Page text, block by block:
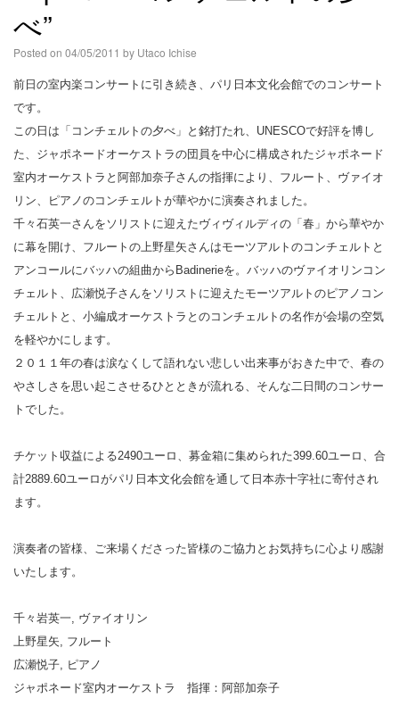
べ”
Posted on 04/05/2011 by Utaco Ichise
前日の室内楽コンサートに引き続き、パリ日本文化会館でのコンサート
です。
この日は「コンチェルトの夕べ」と銘打たれ、UNESCOで好評を博し
た、ジャポネードオーケストラの団員を中心に構成されたジャポネード
室内オーケストラと阿部加奈子さんの指揮により、フルート、ヴァイオ
リン、ピアノのコンチェルトが華やかに演奏されました。
千々石英一さんをソリストに迎えたヴィヴィルディの「春」から華やか
に幕を開け、フルートの上野星矢さんはモーツアルトのコンチェルトと
アンコールにバッハの組曲からBadinerieを。バッハのヴァイオリンコン
チェルト、広瀬悦子さんをソリストに迎えたモーツアルトのピアノコン
チェルトと、小編成オーケストラとのコンチェルトの名作が会場の空気
を軽やかにします。
２０１１年の春は涙なくして語れない悲しい出来事がおきた中で、春の
やさしさを思い起こさせるひとときが流れる、そんな二日間のコンサー
トでした。
チケット収益による2490ユーロ、募金箱に集められた399.60ユーロ、合
計2889.60ユーロがパリ日本文化会館を通して日本赤十字社に寄付され
ます。
演奏者の皆様、ご来場くださった皆様のご協力とお気持ちに心より感謝
いたします。
千々岩英一, ヴァイオリン
上野星矢, フルート
広瀬悦子, ピアノ
ジャポネード室内オーケストラ 指揮：阿部加奈子